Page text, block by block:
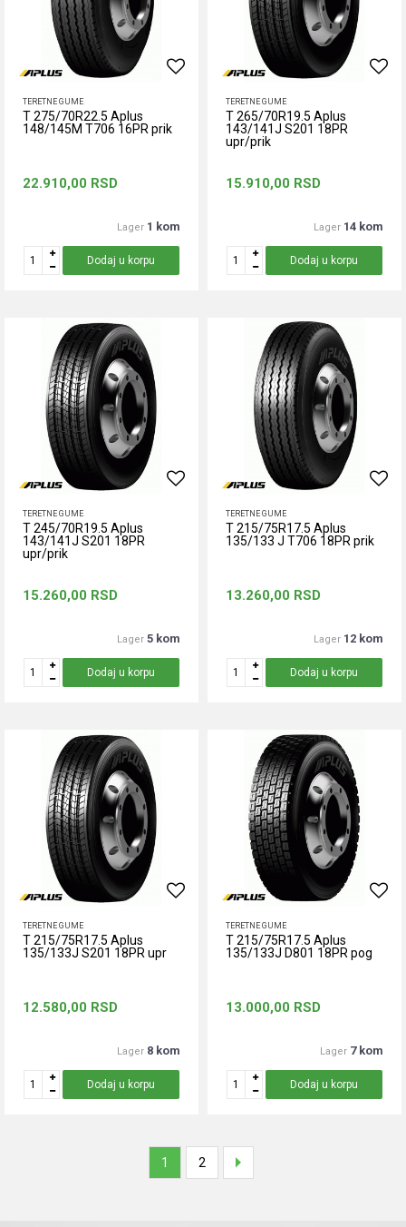
TERETNE GUME
T 275/70R22.5 Aplus
148/145M T706 16PR prik
22.910,00 RSD
Lager 1 kom
Dodaj u korpu
TERETNE GUME
T 265/70R19.5 Aplus
143/141J S201 18PR
upr/prik
15.910,00 RSD
Lager 14 kom
Dodaj u korpu
TERETNE GUME
T 245/70R19.5 Aplus
143/141J S201 18PR
upr/prik
15.260,00 RSD
Lager 5 kom
Dodaj u korpu
TERETNE GUME
T 215/75R17.5 Aplus
135/133 J T706 18PR prik
13.260,00 RSD
Lager 12 kom
Dodaj u korpu
TERETNE GUME
T 215/75R17.5 Aplus
135/133J S201 18PR upr
12.580,00 RSD
Lager 8 kom
Dodaj u korpu
TERETNE GUME
T 215/75R17.5 Aplus
135/133J D801 18PR pog
13.000,00 RSD
Lager 7 kom
Dodaj u korpu
1 2